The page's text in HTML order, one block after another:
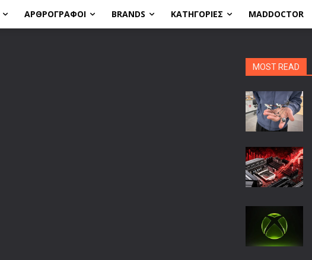
ΑΡΘΡΟΓΡΑΦΟΙ BRANDS ΚΑΤΗΓΟΡΙΕΣ MADDOCTOR
MOST READ